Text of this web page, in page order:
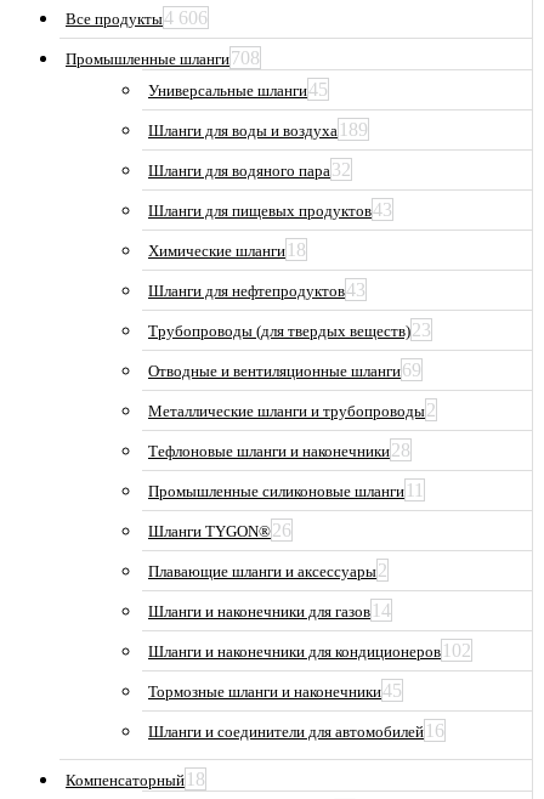
Все продукты4 606
Промышленные шланги708
Универсальные шланги45
Шланги для воды и воздуха 189
Шланги для водяного пара32
Шланги для пищевых продуктов43
Химические шланги 18
Шланги для нефтепродуктов43
Трубопроводы (для твердых веществ)23
Отводные и вентиляционные шланги69
Металлические шланги и трубопроводы2
Тефлоновые шланги и наконечники28
Промышленные силиконовые шланги 11
Шланги TYGON®26
Плавающие шланги и аксессуары2
Шланги и наконечники для газов 14
Шланги и наконечники для кондиционеров 102
Тормозные шланги и наконечники45
Шланги и соединители для автомобилей 16
Компенсаторный 18